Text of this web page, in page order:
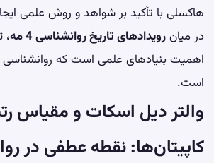
هاکسلی با تأکید بر شواهد و روش علمی
در میانرویدادهای تاریخ روانشناسی 4 مه
،
اهمیت بنیادهای علمی است که روانشناسی
است.
والتر دیل اسکات و مقیاس
کاپیتان‌ها: نقطه عطفی در